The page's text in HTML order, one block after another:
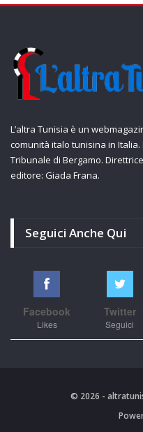
L’altra Tunisia è un
comunità italo tunisina in Italia.
Tribunale di Bergamo.
editore: Giada Frana.
Seguici Anche Qui
Facebook
Likes
Twitter
Seguici
© 2026 -